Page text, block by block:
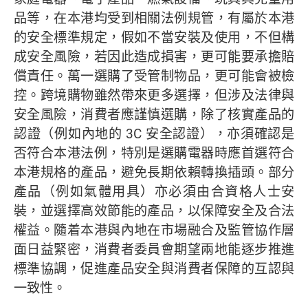
品等，在本港均受到相關法例規管，有屬於本港
的安全標準規定，假如不當安裝及使用，不但構
成安全風險，若因此造成損害，更可能要承擔賠
償責任。萬一選購了受管制物品，更可能會被檢
控。跨境購物雖然帶來更多選擇，但涉及法律與
安全風險，消費者應謹慎選購，除了核實產品的
認證（例如內地的 3C 安全認證），亦須確認是
否符合本港法例，特別是選購電器時應首選符合
本港規格的產品，避免長期依賴轉換插頭。部分
產品（例如氣體用具）亦必須由合資格人士安
裝，並選擇高效節能的產品，以保障安全及合法
權益。隨着本港與內地在市場融合及監管協作層
面日益緊密，消費者委員會期望兩地能逐步推進
標準協調，促進產品安全與消費者保障的互認與
一致性。